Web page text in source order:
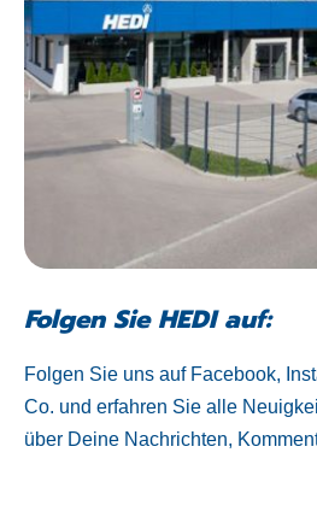
Folgen Sie HEDI auf:
Folgen Sie uns auf Facebook,
Co. und erfahren Sie alle
über Deine Nachrichten,